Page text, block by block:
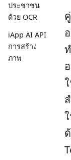
ประชาชน
ด้วย OCR
iApp AI API
การสร้าง
ภาพ